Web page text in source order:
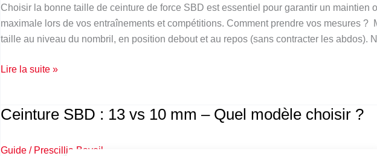
Choisir la bonne taille de ceinture de force SBD est essentiel pour garantir un maintien
maximale lors de vos entraînements et compétitions. Comment prendre vos mesures ?
taille au niveau du nombril, en position debout et au repos (sans contracter les abdos).
:
Quelle
taille
?
Lire la suite »
Ceinture SBD : 13 vs 10 mm – Quel modèle choisir ?
Guide / Prescillia Bavoil
Ceinture